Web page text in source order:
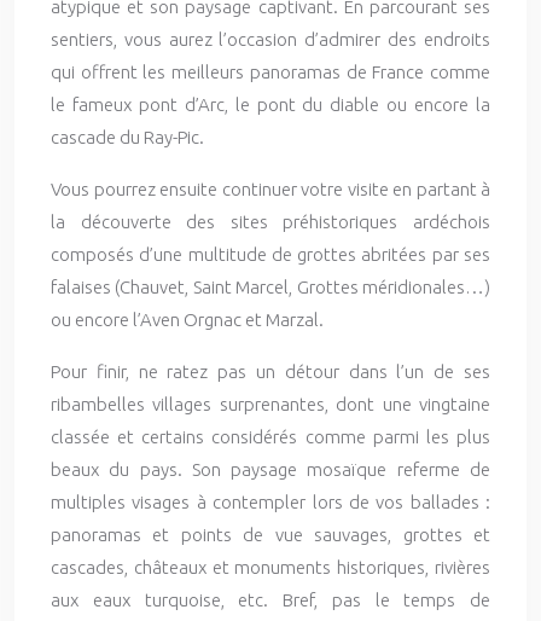
atypique et son paysage captivant. En parcourant ses
sentiers, vous aurez l’occasion d’admirer des endroits
qui offrent les meilleurs panoramas de France comme
le fameux pont d’Arc, le pont du diable ou encore la
cascade du Ray-Pic.
Vous pourrez ensuite continuer votre visite en partant à
la découverte des sites préhistoriques ardéchois
composés d’une multitude de grottes abritées par ses
falaises (Chauvet, Saint Marcel, Grottes méridionales…)
ou encore l’Aven Orgnac et Marzal.
Pour finir, ne ratez pas un détour dans l’un de ses
ribambelles villages surprenantes, dont une vingtaine
classée et certains considérés comme parmi les plus
beaux du pays. Son paysage mosaïque referme de
multiples visages à contempler lors de vos ballades :
panoramas et points de vue sauvages, grottes et
cascades, châteaux et monuments historiques, rivières
aux eaux turquoise, etc. Bref, pas le temps de